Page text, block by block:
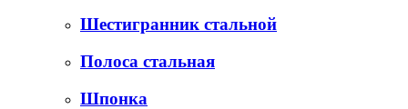
Шестигранник стальной
Полоса стальная
Шпонка